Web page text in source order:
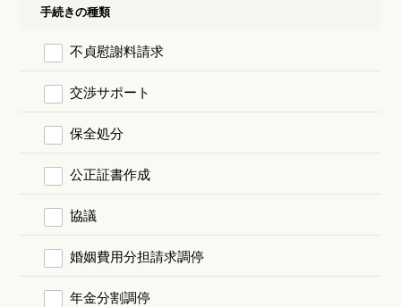
手続きの種類
不貞慰謝料請求
交渉サポート
保全処分
公正証書作成
協議
婚姻費用分担請求調停
年金分割調停